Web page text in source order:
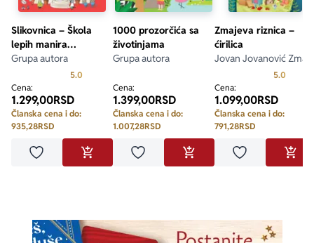
Slikovnica – Škola
lepih manira
gospođice Mile
Grupa autora
5.0
Cena:
1.299,00RSD
Članska cena i do:
935,28RSD
Dodaj u omiljeneDODAJ U KORPU
1000 prozorčića sa
životinjama
Grupa autora
Cena:
1.399,00RSD
Članska cena i do:
1.007,28RSD
Dodaj u omiljeneDODAJ U KORPU
Zmajeva riznica –
ćirilica
Jovan Jovanović Zmaj
5.0
Cena:
1.099,00RSD
Članska cena i do:
791,28RSD
Dodaj u